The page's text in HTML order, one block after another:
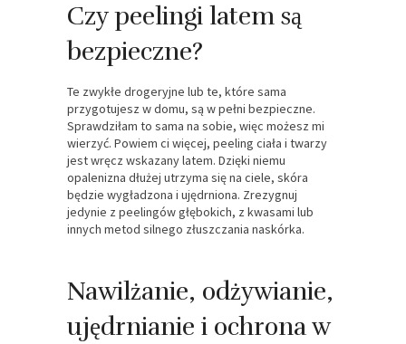
Czy peelingi latem są
bezpieczne?
Te zwykłe drogeryjne lub te, które sama
przygotujesz w domu, są w pełni bezpieczne.
Sprawdziłam to sama na sobie, więc możesz mi
wierzyć. Powiem ci więcej, peeling ciała i twarzy
jest wręcz wskazany latem. Dzięki niemu
opalenizna dłużej utrzyma się na ciele, skóra
będzie wygładzona i ujędrniona. Zrezygnuj
jedynie z peelingów głębokich, z kwasami lub
innych metod silnego złuszczania naskórka.
Nawilżanie, odżywianie,
ujędrnianie i ochrona w